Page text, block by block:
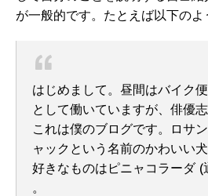
が一般的です。たとえば以下のよ
はじめまして。昼間はバイク
として働いていますが、俳優
これは僕のブログです。ロサ
ャックという名前のかわいい
好きなものはピニャコラーダ (
。